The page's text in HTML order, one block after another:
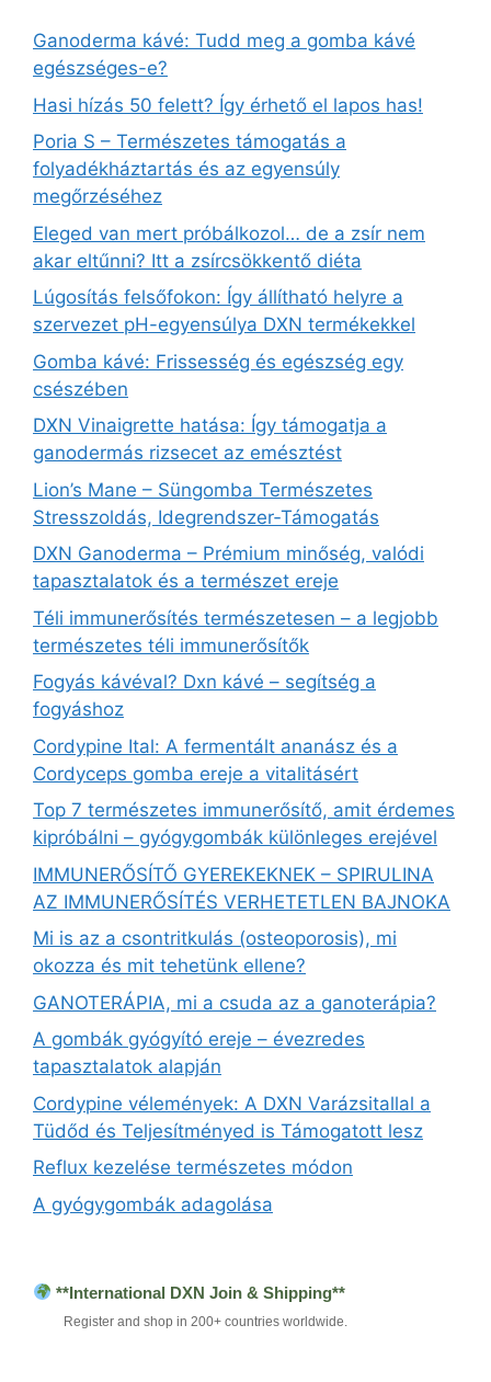
Ganoderma kávé: Tudd meg a gomba kávé
egészséges-e?
Hasi hízás 50 felett? Így érhető el lapos has!
Poria S – Természetes támogatás a
folyadékháztartás és az egyensúly
megőrzéséhez
Eleged van mert próbálkozol… de a zsír nem
akar eltűnni? Itt a zsírcsökkentő diéta
Lúgosítás felsőfokon: Így állítható helyre a
szervezet pH-egyensúlya DXN termékekkel
Gomba kávé: Frissesség és egészség egy
csészében
DXN Vinaigrette hatása: Így támogatja a
ganodermás rizsecet az emésztést
Lion’s Mane – Süngomba Természetes
Stresszoldás, Idegrendszer‑Támogatás
DXN Ganoderma – Prémium minőség, valódi
tapasztalatok és a természet ereje
Téli immunerősítés természetesen – a legjobb
természetes téli immunerősítők
Fogyás kávéval? Dxn kávé – segítség a
fogyáshoz
Cordypine Ital: A fermentált ananász és a
Cordyceps gomba ereje a vitalitásért
Top 7 természetes immunerősítő, amit érdemes
kipróbálni – gyógygombák különleges erejével
IMMUNERŐSÍTŐ GYEREKEKNEK – SPIRULINA
AZ IMMUNERŐSÍTÉS VERHETETLEN BAJNOKA
Mi is az a csontritkulás (osteoporosis), mi
okozza és mit tehetünk ellene?
GANOTERÁPIA, mi a csuda az a ganoterápia?
A gombák gyógyító ereje – évezredes
tapasztalatok alapján
Cordypine vélemények: A DXN Varázsitallal a
Tüdőd és Teljesítményed is Támogatott lesz
Reflux kezelése természetes módon
A gyógygombák adagolása
**International DXN Join & Shipping**
Register and shop in 200+ countries worldwide.